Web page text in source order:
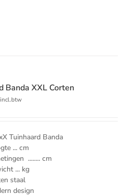
Banda XXL Corten
incl.btw
Tuinhaard Banda
... cm
........ cm
... kg
staal
design